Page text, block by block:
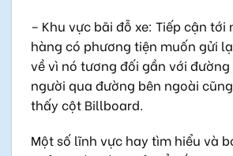
– Khu vực bãi đỗ xe: Tiếp cận tới
hàng có phương tiện muốn gửi
về vì nó tương đối gần với
người qua đường bên ngoài
thấy cột Billboard.
Một số lĩnh vực hay tìm hiểu và